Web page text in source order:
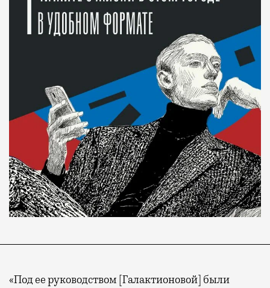
«Под ее руководством [Галактионовой] были